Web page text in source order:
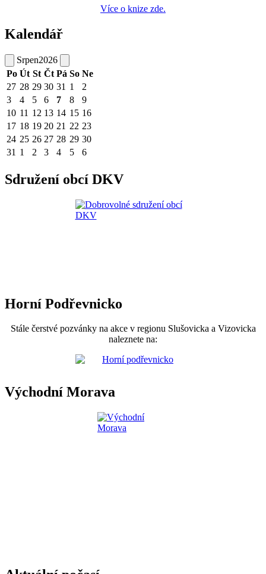
Více o knize zde.
Kalendář
Srpen2026
Po Út St Čt Pá So Ne
27 28 29 30 31 1
2
3
4 5 6 7 8
9
10 11 12 13 14 15 16
17 18 19 20 21 22 23
24 25 26 27 28 29 30
31 1 2 3 4 5 6
Sdružení obcí DKV
Horní Podřevnicko
Stále čerstvé pozvánky na akce v regionu Slušovicka a Vizovicka
naleznete na:
Východní Morava